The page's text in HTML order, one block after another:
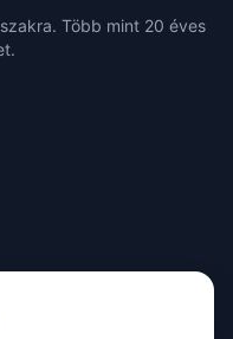
Több mint 20 éves